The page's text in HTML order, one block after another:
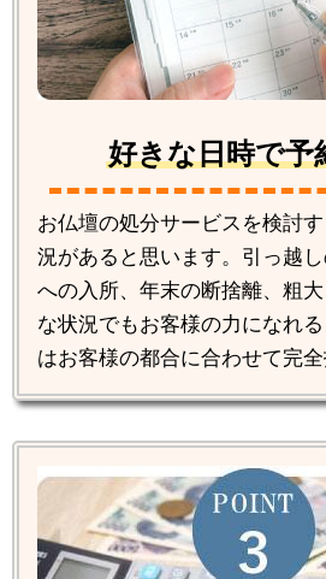
好きな日時で予
お仏壇の処分サービスを検討
況があると思います。引っ越
への入所、年末の断捨離、粗
な状況でもお客様の力になれ
はお客様の都合に合わせて完全